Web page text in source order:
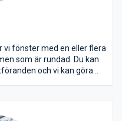
vi fönster med en eller flera
som är rundad. Du kan
och vi kan göra
på ditt hus med runda